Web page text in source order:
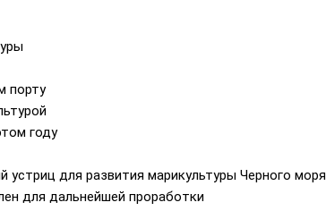
порту
году
для развития марикультуры Черного моря
для дальнейшей проработки